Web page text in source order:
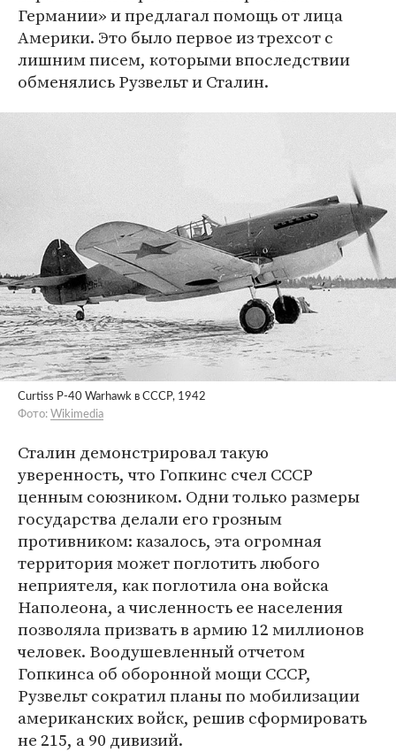
Германии» и предлагал помощь от лица
Америки. Это было первое из трехсот с
лишним писем, которыми впоследствии
обменялись Рузвельт и Сталин.
Curtiss P-40 Warhawk в СССР, 1942
Фото: Wikimedia
Сталин демонстрировал такую
уверенность, что Гопкинс счел СССР
ценным союзником. Одни только размеры
государства делали его грозным
противником: казалось, эта огромная
территория может поглотить любого
неприятеля, как поглотила она войска
Наполеона, а численность ее населения
позволяла призвать в армию 12 миллионов
человек. Воодушевленный отчетом
Гопкинса об оборонной мощи СССР,
Рузвельт сократил планы по мобилизации
американских войск, решив сформировать
не 215, а 90 дивизий.